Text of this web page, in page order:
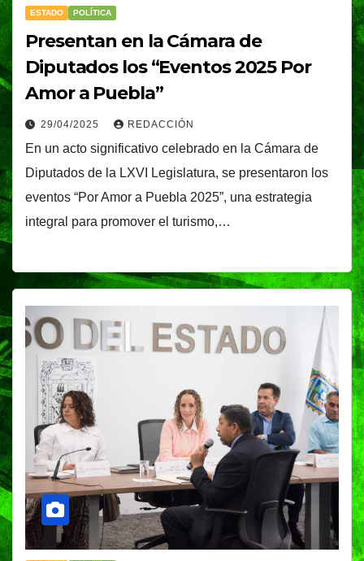
ESTADO POLÍTICA
Presentan en la Cámara de
Diputados los “Eventos 2025 Por
Amor a Puebla”
29/04/2025 REDACCIÓN
En un acto significativo celebrado en la Cámara de
Diputados de la LXVI Legislatura, se presentaron los
eventos “Por Amor a Puebla 2025”, una estrategia
integral para promover el turismo,…